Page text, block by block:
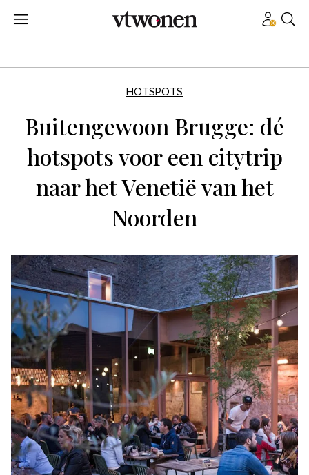
HOTSPOTS
Buitengewoon Brugge: dé
hotspots voor een citytrip
naar het Venetië van het
Noorden